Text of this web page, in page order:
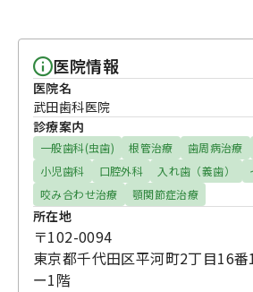
医院情報
医院名
武田歯科医院
診療案内
一般歯科(虫歯) 根管治療 歯周病治療
小児歯科
口腔外科 入れ歯（義歯）
咬み合わせ治療
顎関節症治療
所在地
〒102-0094
東京都千代田区平河町2丁目16
ー1階